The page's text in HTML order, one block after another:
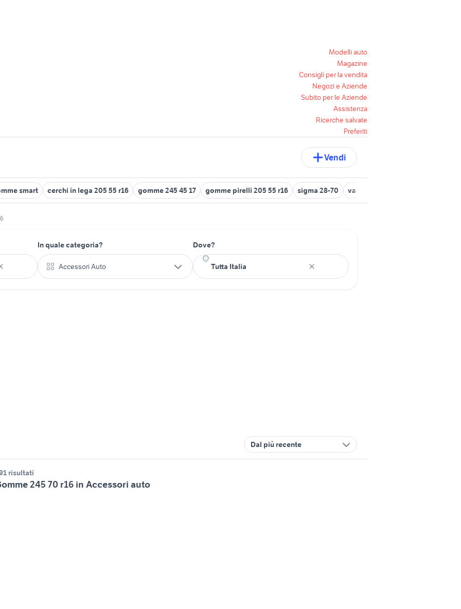
Modelli auto
Magazine
Consigli per la vendita
Negozi e Aziende
Subito per le Aziende
Assistenza
Ricerche salvate
Preferiti
Vendi
smart cerchi in lega 205 55 r16 gomme 245 45 17 gomme pirelli 205 55 r16 sigma 28-70 valore fumetti topolino anni 70
In quale categoria?
Accessori Auto
Dove?
Dal più recente
risultati
245 70 r16 in Accessori auto